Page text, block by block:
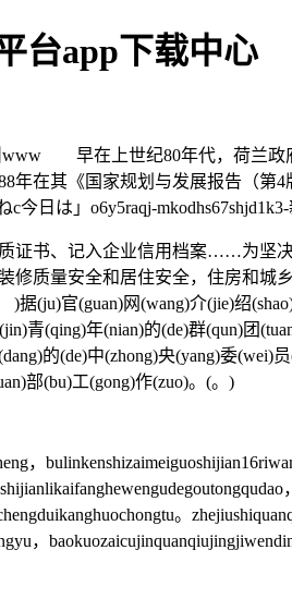
台app下载中心
早在上世纪80年代，荷兰政
年在其《国家规划与发展报告（
今日は」o6y5raqj-
书、记入企业信用档案……为坚决
修质量安全和居住安全，住房和城
(guan)网(wang)介(jie)绍(shao)，(
青(qing)年(nian)的(de)群(qun)团
的(de)中(zhong)央(yang)委(wei)
部(bu)工(gong)作(zuo)。(。)
。
，